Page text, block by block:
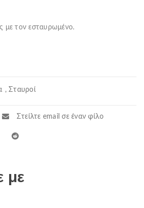
με τον εσταυρωμένο.
, Σταυροί
Στείλτε email σε έναν φίλο
με